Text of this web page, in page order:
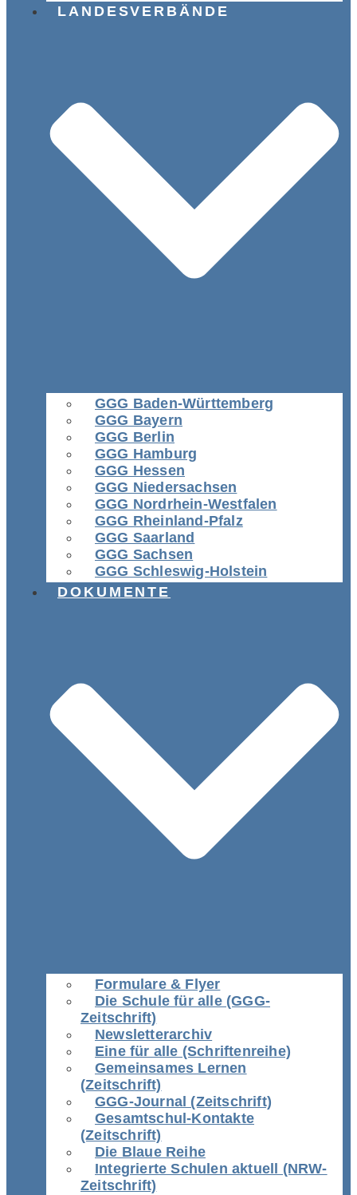
LANDESVERBÄNDE
GGG Baden-Württemberg
GGG Bayern
GGG Berlin
GGG Hamburg
GGG Hessen
GGG Niedersachsen
GGG Nordrhein-Westfalen
GGG Rheinland-Pfalz
GGG Saarland
GGG Sachsen
GGG Schleswig-Holstein
DOKUMENTE
Formulare & Flyer
Die Schule für alle (GGG-
Zeitschrift)
Newsletterarchiv
Eine für alle (Schriftenreihe)
Gemeinsames Lernen
(Zeitschrift)
GGG-Journal (Zeitschrift)
Gesamtschul-Kontakte
(Zeitschrift)
Die Blaue Reihe
Integrierte Schulen aktuell (NRW-
Zeitschrift)